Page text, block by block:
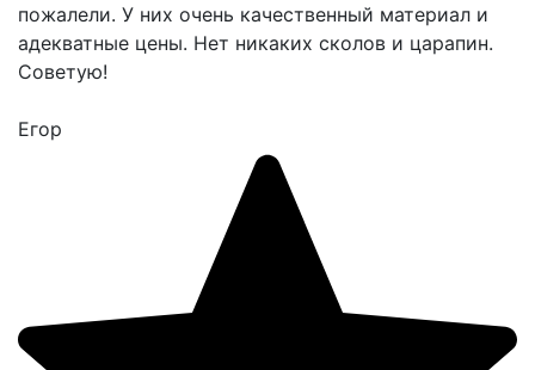
пожалели. У них очень качественный материал и
адекватные цены. Нет никаких сколов и царапин.
Советую!
Егор